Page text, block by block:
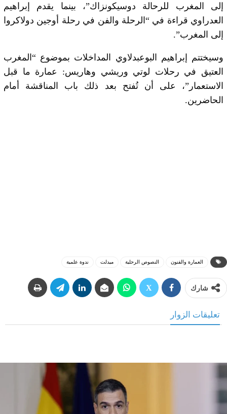
إلى المغرب للرحالة دوسيكونزاك”، بينما يقدم إبراهيم
العدراوي قراءة في “الرحلة والفن في رحلة أوجين دولاكروا
إلى المغرب”.
وسيختتم إبراهيم البوعبدلاوي المداخلات بموضوع “المغرب
العتيق في رحلات لوتي وريشي وهاريس: عمارة ما قبل
الاستعمار”، على أن تُفتح بعد ذلك باب المناقشة أمام
الحاضرين.
العمارة والفنون النصوص الرحلية ميدلت ندوة علمية
شارك
تعليقات الزوار